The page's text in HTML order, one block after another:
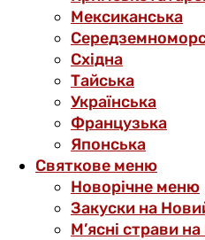
Мексиканська
Східна
Тайська
Українська
Французька
Японська
Святкове меню
Новорічне меню
Закуски на
М’ясні страви